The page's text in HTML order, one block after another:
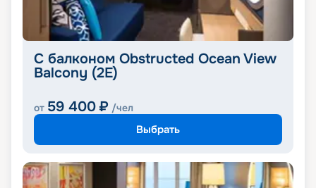
С балконом Obstructed Ocean View
Balcony (2E)
от 59 400 ₽ /чел
Выбрать